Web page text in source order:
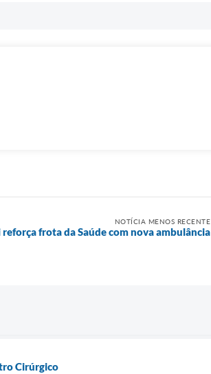
NOTÍCIA MENOS RECENTE
frota da Saúde com nova ambulância
Cirúrgico